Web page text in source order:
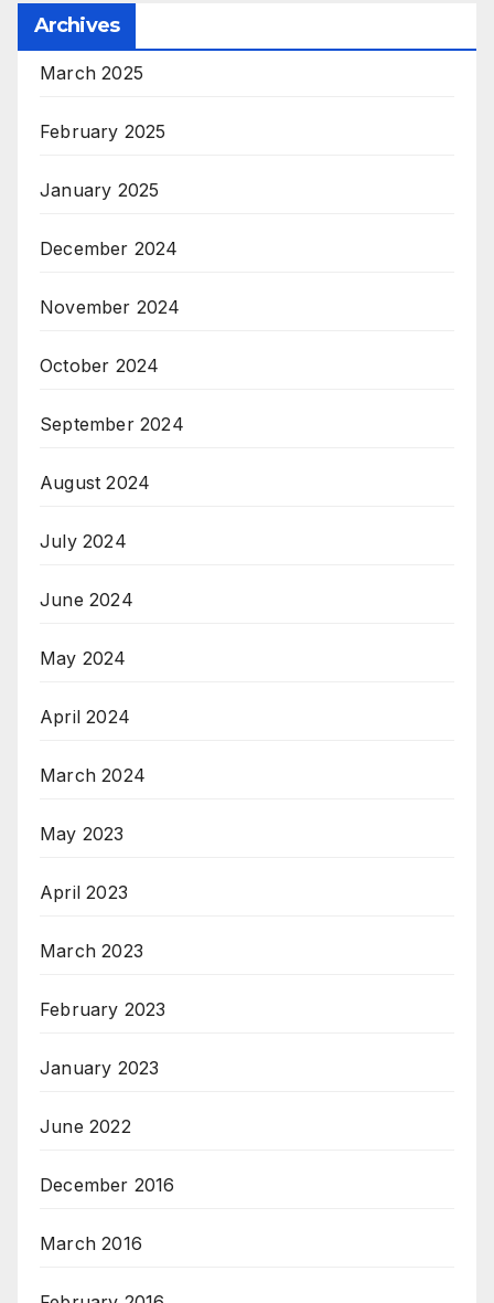
Archives
March 2025
February 2025
January 2025
December 2024
November 2024
October 2024
September 2024
August 2024
July 2024
June 2024
May 2024
April 2024
March 2024
May 2023
April 2023
March 2023
February 2023
January 2023
June 2022
December 2016
March 2016